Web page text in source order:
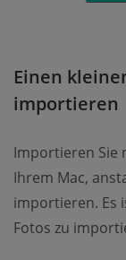
Einen
importieren
Importieren Sie
Ihrem Mac,
importieren. Es
Fotos zu